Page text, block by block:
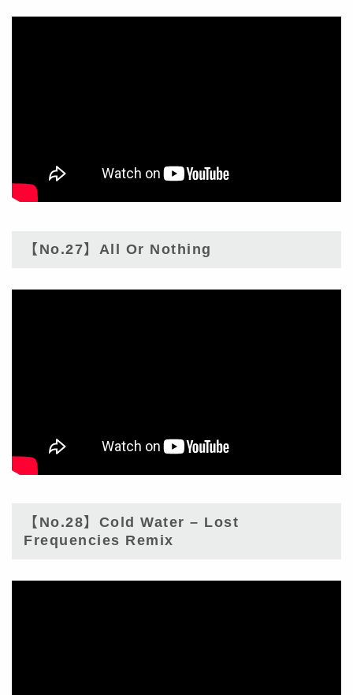
【No.27】All Or Nothing
【No.28】Cold Water – Lost
Frequencies Remix